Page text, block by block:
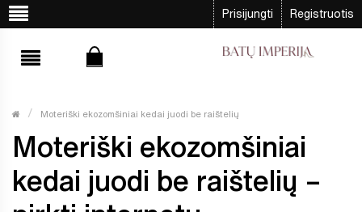
Prisijungti Registruotis
Moteriški ekozomšiniai kedai juodi be raištelių
Moteriški ekozomšiniai
kedai juodi be raištelių –